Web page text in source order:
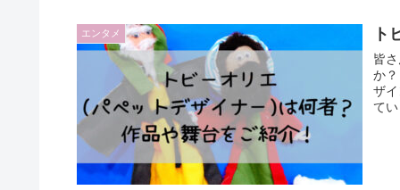
エンタメ ト
皆
か
ザ
て